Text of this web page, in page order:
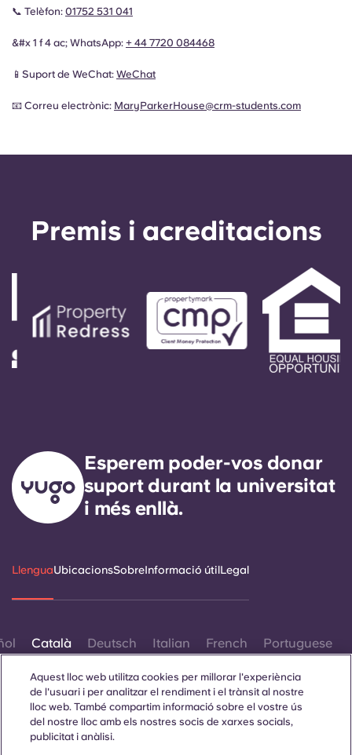
📞 Telèfon: 01752 531 041
&#x 1 f 4 ac; WhatsApp: + 44 7720 084468
📱Suport de WeChat: WeChat
📧 Correu electrònic: MaryParkerHouse@crm-students.com
Premis i acreditacions
Esperem poder-vos donar
suport durant la universitat
i més enllà.
LlenguaUbicacionsSobreInformació útilLegal
Català Deutsch Italian French Portuguese
Aquest lloc web utilitza cookies per millorar l'experiència
de l'usuari i per analitzar el rendiment i el trànsit al nostre
lloc web. També compartim informació sobre el vostre ús
del nostre lloc amb els nostres socis de xarxes socials,
publicitat i anàlisi.